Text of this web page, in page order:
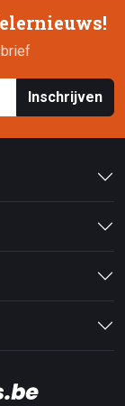
Inschrijven